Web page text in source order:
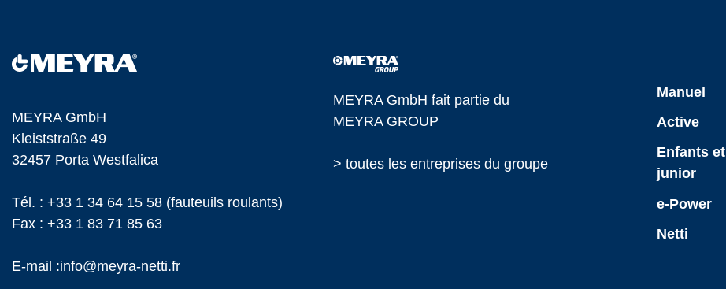
MEYRA GmbH
Kleiststraße 49
32457 Porta Westfalica
Tél. : +33 1 34 64 15 58 (fauteuils roulants)
Fax : +33 1 83 71 85 63
E-mail :info@meyra-netti.fr
MEYRA GmbH fait partie du
MEYRA GROUP
> toutes les entreprises du groupe
Manuel
Active
Enfants et
junior
e-Power
Netti